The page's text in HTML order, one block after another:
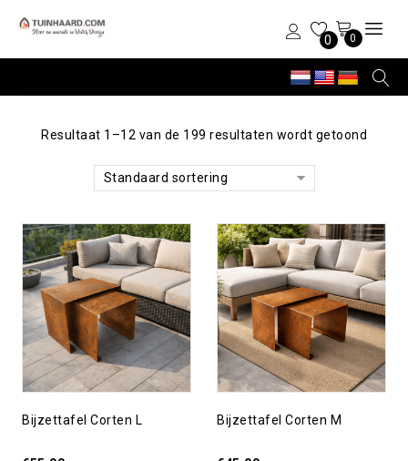
0 0
Resultaat 1–12 van de 199 resultaten wordt getoond
Standaard sortering
Bijzettafel Corten L Bijzettafel Corten M